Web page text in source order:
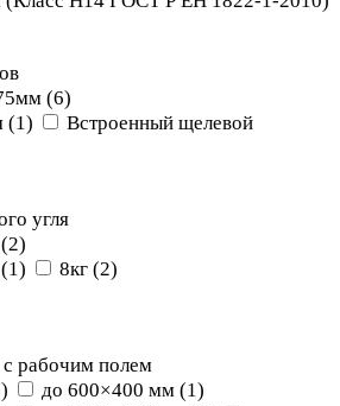
(6)
(1)
Встроенный щелевой
угля
(2)
(1) 8кг (2)
с рабочим полем
) до 600×400 мм (1)